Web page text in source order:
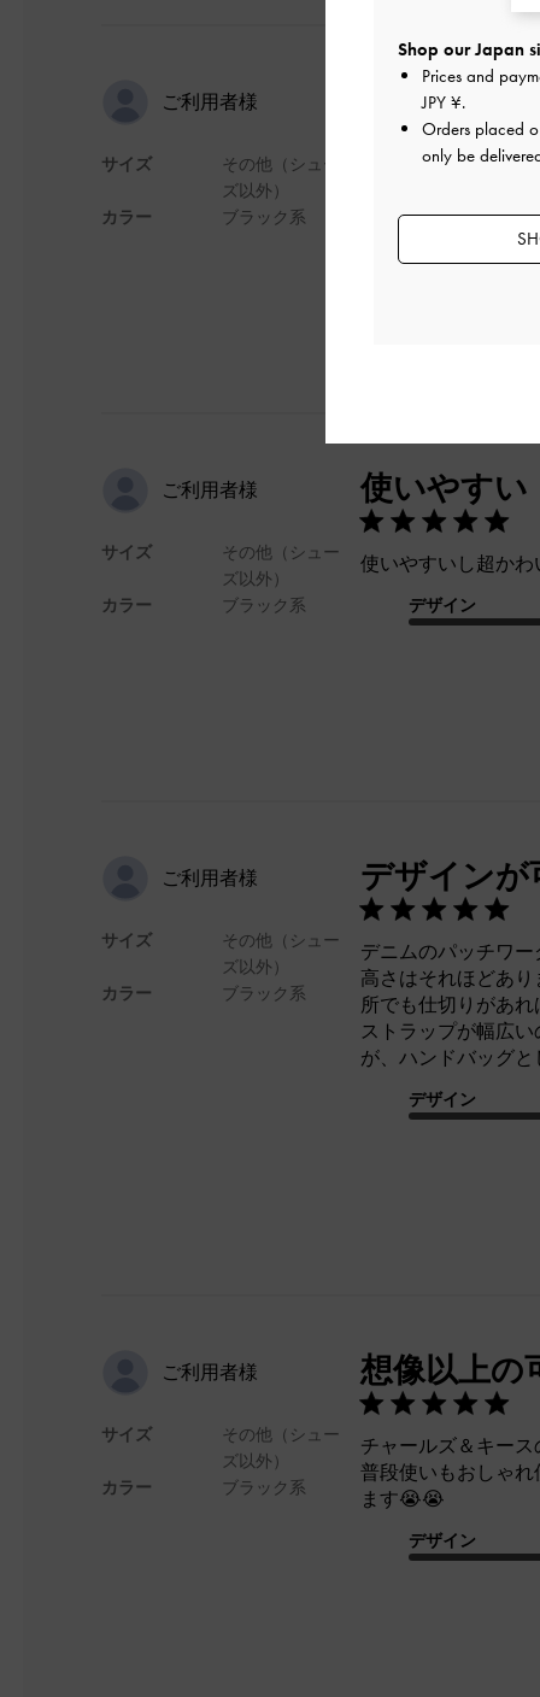
ご利用者様
サイズ
カラー
その他（シュー
ズ以外）
ブラック系
おしゃれ！
デザイン
ご利用者様
サイズ
カラー
その他（シュー
ズ以外）
ブラック系
使いやすい
使いやすいし超か
デザイン
ご利用者様
サイズ
カラー
その他（シュー
ズ以外）
ブラック系
デザインが
デニムのパッチワ
高さはそれほどあ
所でも仕切りがあ
ストラップが幅広
が、ハンドバッグ
デザイン
ご利用者様
サイズ
カラー
その他（シュー
ズ以外）
ブラック系
想像以上の
チャールズ＆キー
普段使いもおしゃ
ます😭😭
デザイン
Shop our Japan
Prices and
JPY ¥.
Orders placed
only be